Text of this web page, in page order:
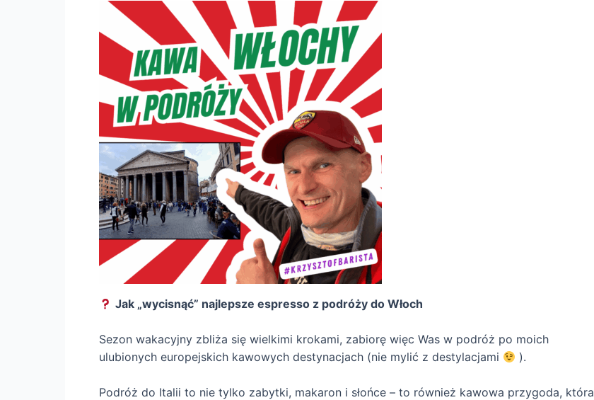
Jak „wycisnąć” najlepsze espresso z podróży do Włoch
Sezon wakacyjny zbliża się wielkimi krokami, zabiorę więc Was w podróż po moich
ulubionych europejskich kawowych destynacjach (nie mylić z destylacjami
).
Podróż do Italii to nie tylko zabytki, makaron i słońce – to również kawowa przygoda, która